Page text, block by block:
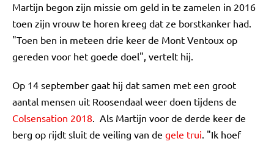
Martijn begon zijn missie om geld in te zamelen in 2016
toen zijn vrouw te horen kreeg dat ze borstkanker had.
"Toen ben in meteen drie keer de Mont Ventoux op
gereden voor het goede doel", vertelt hij.
Op 14 september gaat hij dat samen met een groot
aantal mensen uit Roosendaal weer doen tijdens de
Colsensation 2018. Als Martijn voor de derde keer de
berg op rijdt sluit de veiling van de gele trui. "Ik hoef